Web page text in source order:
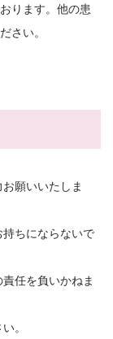
ります。他の患
さい。
願いいたしま
ちにならないで
任を負いかねま
。